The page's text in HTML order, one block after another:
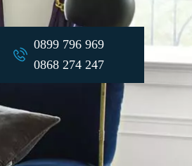
0899 796 969
0868 274 247